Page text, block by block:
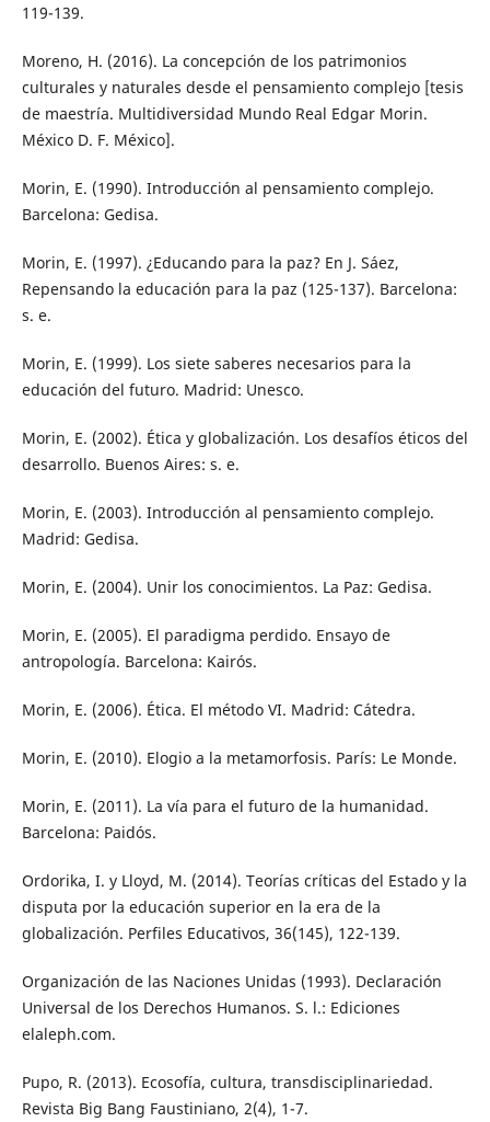
119-139.
Moreno, H. (2016). La concepción de los patrimonios
culturales y naturales desde el pensamiento complejo [tesis
de maestría. Multidiversidad Mundo Real Edgar Morin.
México D. F. México].
Morin, E. (1990). Introducción al pensamiento complejo.
Barcelona: Gedisa.
Morin, E. (1997). ¿Educando para la paz? En J. Sáez,
Repensando la educación para la paz (125-137). Barcelona:
s. e.
Morin, E. (1999). Los siete saberes necesarios para la
educación del futuro. Madrid: Unesco.
Morin, E. (2002). Ética y globalización. Los desafíos éticos del
desarrollo. Buenos Aires: s. e.
Morin, E. (2003). Introducción al pensamiento complejo.
Madrid: Gedisa.
Morin, E. (2004). Unir los conocimientos. La Paz: Gedisa.
Morin, E. (2005). El paradigma perdido. Ensayo de
antropología. Barcelona: Kairós.
Morin, E. (2006). Ética. El método VI. Madrid: Cátedra.
Morin, E. (2010). Elogio a la metamorfosis. París: Le Monde.
Morin, E. (2011). La vía para el futuro de la humanidad.
Barcelona: Paidós.
Ordorika, I. y Lloyd, M. (2014). Teorías críticas del Estado y la
disputa por la educación superior en la era de la
globalización. Perfiles Educativos, 36(145), 122-139.
Organización de las Naciones Unidas (1993). Declaración
Universal de los Derechos Humanos. S. l.: Ediciones
elaleph.com.
Pupo, R. (2013). Ecosofía, cultura, transdisciplinariedad.
Revista Big Bang Faustiniano, 2(4), 1-7.